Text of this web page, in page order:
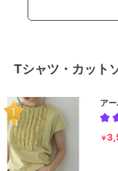
Tシャツ・カット
ア
￥